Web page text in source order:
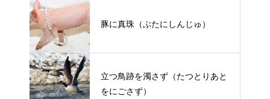
豚に真珠（ぶたにしんじゅ）
立つ鳥跡を濁さず（たつとりあと
をにごさず）